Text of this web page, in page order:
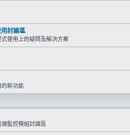
討論區
使用上的疑問及解決方案
的新功能
監控模組討論區